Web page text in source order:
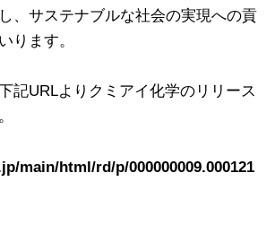
、サステナブルな社会の実現への貢
ります。
記URLよりクミアイ化学のリリース
main/html/rd/p/000000009.000121